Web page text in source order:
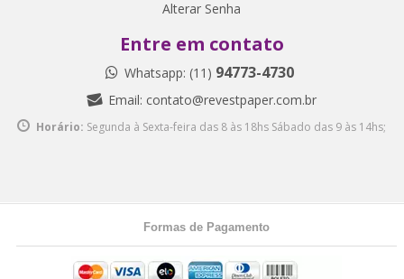
Alterar Senha
Entre em contato
Whatsapp: (11) 94773-4730
Email: contato@revestpaper.com.br
Horário: Segunda à Sexta-feira das 8 às 18hs Sábado das 9 às 14hs;
Formas de Pagamento